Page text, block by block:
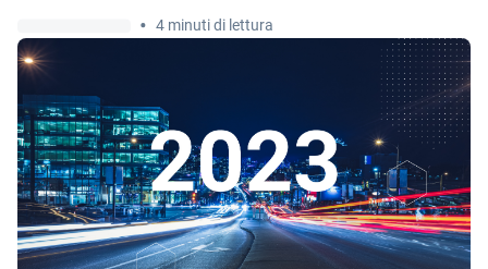
• 4 minuti di lettura